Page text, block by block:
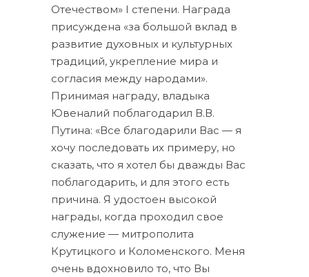
Отечеством» I степени. Награда
присуждена «за большой вклад в
развитие духовных и культурных
традиций, укрепление мира и
согласия между народами».
Принимая награду, владыка
Ювеналий поблагодарил В.В.
Путина: «Все благодарили Вас — я
хочу последовать их примеру, но
сказать, что я хотел бы дважды Вас
поблагодарить, и для этого есть
причина. Я удостоен высокой
награды, когда проходил свое
служение — митрополита
Крутицкого и Коломенского. Меня
очень вдохновило то, что Вы